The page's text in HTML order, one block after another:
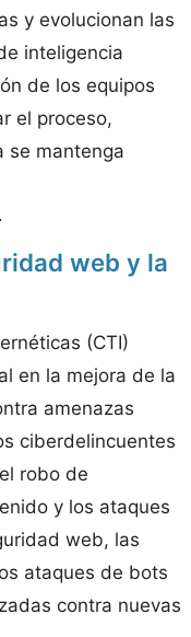
y evolucionan las
inteligencia
de los equipos
el proceso,
se mantenga
web y la
(CTI)
en la mejora de la
amenazas
ciberdelincuentes
robo de
y los ataques
web, las
ataques de bots
contra nuevas